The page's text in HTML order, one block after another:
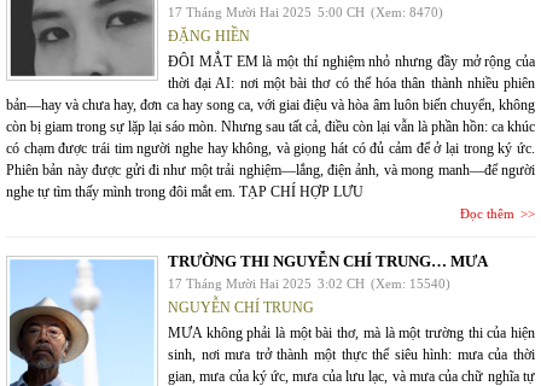
17 Tháng Mười Hai 2025 5:00 CH (Xem: 8470)
ĐẶNG HIỀN
ĐÔI MẮT EM là một thí nghiệm nhỏ nhưng đầy mở rộng của
thời đại AI: nơi một bài thơ có thể hóa thân thành nhiều phiên
bản—hay và chưa hay, đơn ca hay song ca, với giai điệu và hòa âm luôn biến chuyển, không
còn bị giam trong sự lặp lại sáo mòn. Nhưng sau tất cả, điều còn lại vẫn là phần hồn: ca khúc
có chạm được trái tim người nghe hay không, và giọng hát có đủ cảm để ở lại trong ký ức.
Phiên bản này được gửi đi như một trải nghiệm—lắng, điện ảnh, và mong manh—để người
nghe tự tìm thấy mình trong đôi mắt em. TẠP CHÍ HỢP LƯU
Đọc thêm
TRƯỜNG THI NGUYỄN CHÍ TRUNG… MƯA
17 Tháng Mười Hai 2025 3:02 CH (Xem: 15540)
NGUYỄN CHÍ TRUNG
MƯA không phải là một bài thơ, mà là một trường thi của hiện
sinh, nơi mưa trở thành một thực thể siêu hình: mưa của thời
gian, mưa của ký ức, mưa của lưu lạc, và mưa của chữ nghĩa tự